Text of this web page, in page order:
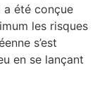
été conçue
les risques
s’est
en se lançant